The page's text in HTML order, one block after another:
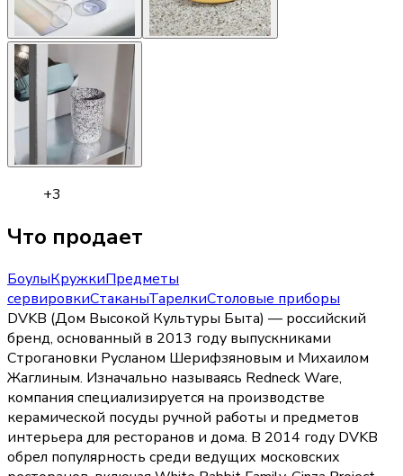
+3
Что продает
БоулыКружкиПредметы
сервировкиСтаканыТарелкиСтоловые приборы
DVKB (Дом Высокой Культуры Быта) — российский
бренд, основанный в 2013 году выпускниками
Строгановки Русланом Шерифзяновым и Михаилом
Жаглиным. Изначально называясь Redneck Ware,
компания специализируется на производстве
керамической посуды ручной работы и предметов
интерьера для ресторанов и дома. В 2014 году DVKB
обрел популярность среди ведущих московских